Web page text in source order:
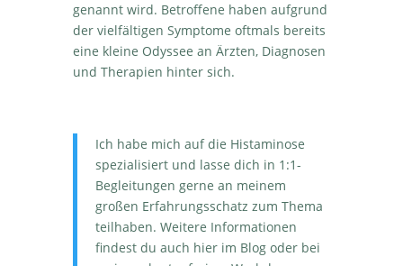
genannt wird. Betroffene haben aufgrund
der vielfältigen Symptome oftmals bereits
eine kleine Odyssee an Ärzten, Diagnosen
und Therapien hinter sich.
Ich habe mich auf die Histaminose
spezialisiert und lasse dich in 1:1-
Begleitungen gerne an meinem
großen Erfahrungsschatz zum Thema
teilhaben. Weitere Informationen
findest du auch hier im Blog oder bei